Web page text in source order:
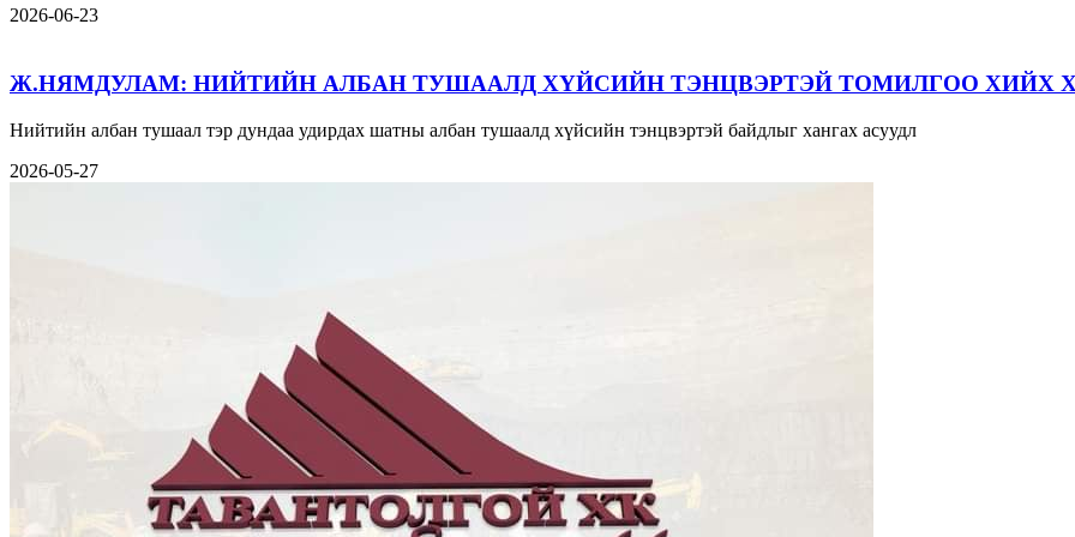
2026-06-23
Ж.НЯМДУЛАМ: НИЙТИЙН АЛБАН ТУШААЛД ХҮЙСИЙН ТЭНЦВЭРТЭЙ ТОМИЛГОО ХИЙХ
Нийтийн албан тушаал тэр дундаа удирдах шатны албан тушаалд хүйсийн тэнцвэртэй байдлыг хангах асуудл
2026-05-27